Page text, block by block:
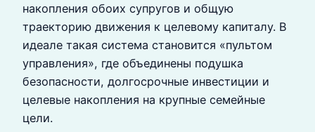
накопления обоих супругов и общую
траекторию движения к целевому капиталу. В
идеале такая система становится «пультом
управления», где объединены подушка
безопасности, долгосрочные инвестиции и
целевые накопления на крупные семейные
цели.